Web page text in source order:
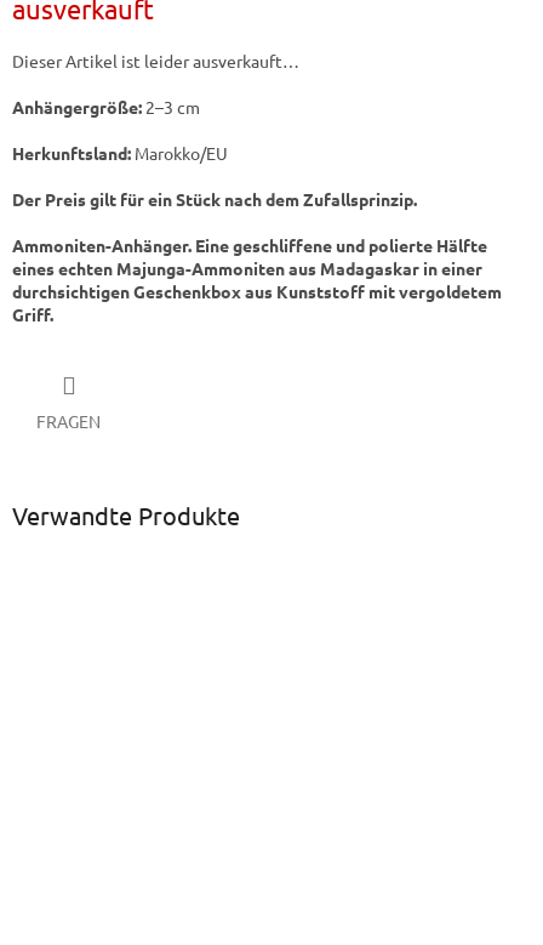
ausverkauft
Dieser Artikel ist leider ausverkauft…
Anhängergröße: 2–3 cm
Herkunftsland: Marokko/EU
Der Preis gilt für ein Stück nach dem Zufallsprinzip.
Ammoniten-Anhänger. Eine geschliffene und polierte Hälfte
eines echten Majunga-Ammoniten aus Madagaskar in einer
durchsichtigen Geschenkbox aus Kunststoff mit vergoldetem
Griff.
FRAGEN
Verwandte Produkte